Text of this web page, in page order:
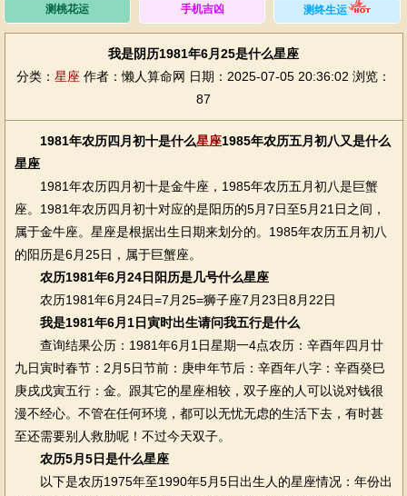
测桃花运 手机吉凶 测终生运
我是阴历1981年6月25是什么星座
分类： 星座 作者：懒人算命网 日期：2025-07-05 20:36:02 浏览：
87
1981年农历四月初十是什么星座1985年农历五月初八又是什么
星座
1981年农历四月初十是金牛座，1985年农历五月初八是巨蟹
座。1981年农历四月初十对应的是阳历的5月7日至5月21日之间，
属于金牛座。星座是根据出生日期来划分的。1985年农历五月初八
的阳历是6月25日，属于巨蟹座。
农历1981年6月24日阳历是几号什么星座
农历1981年6月24日=7月25=狮子座7月23日8月22日
我是1981年6月1日寅时出生请问我五行是什么
查询结果公历：1981年6月1日星期一4点农历：辛酉年四月廿
九日寅时春节：2月5日节前：庚申年节后：辛酉年八字：辛酉癸巳
庚戌戊寅五行：金。跟其它的星座相较，双子座的人可以说对钱很
漫不经心。不管在任何环境，都可以无忧无虑的生活下去，有时甚
至还需要别人救肋呢！不过今天双子。
农历5月5日是什么星座
以下是农历1975年至1990年5月5日出生人的星座情况：年份出